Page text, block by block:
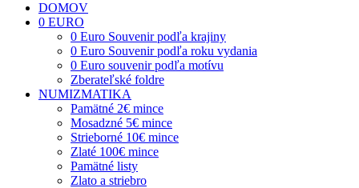
DOMOV
0 EURO
0 Euro Souvenir podľa krajiny
0 Euro Souvenir podľa roku vydania
0 Euro souvenir podľa motívu
Zberateľské foldre
NUMIZMATIKA
Pamätné 2€ mince
Mosadzné 5€ mince
Strieborné 10€ mince
Zlaté 100€ mince
Pamätné listy
Zlato a striebro